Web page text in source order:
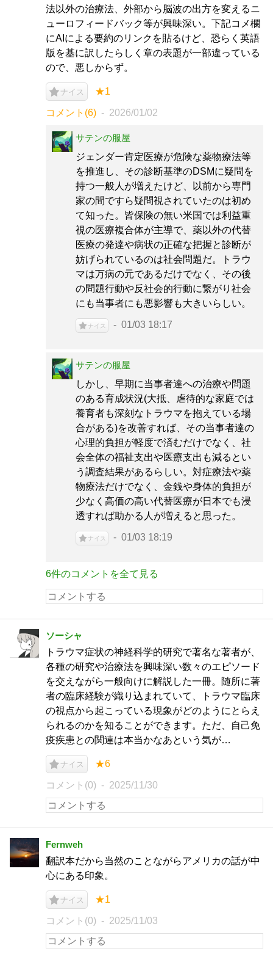
法以外の治療法、外部から脳波の出方を変えるニ
ューロフィードバック等が興味深い。下記コメ欄
にAIによる要約のリンクを貼るけど、恐らく英語
版を基に訳したらしく章の表題が一部違っている
ので、悪しからず。
ナイス ★1
コメント(6) 2026/01/02
サテンの服屋
ジェンダー肯定医療が危険な薬物療法等
を推進し、その診断基準のDSMに疑問を
持つ一般人が増えたけど、以前から専門
家の間ですら疑問視されていたのは初め
て知った。皆保険の無い米国では利益重
視の医療複合体が主導で、薬以外の代替
医療の発達や病状の正確な把握と診断が
妨げられているのは社会問題だ。トラウ
マは万病の元であるだけでなく、その後
の問題行動や反社会的行動に繋がり社会
にも当事者にも悪影響も大きいらしい。
ナイス 01/03 18:17
サテンの服屋
しかし、早期に当事者達への治療や問題
のある育成状況(大抵、虐待的な家庭では
養育者も深刻なトラウマを抱えている場
合がある)を改善すれば、その当事者達の
心理的負担が軽度で済むだけでなく、社
会全体の福祉支出や医療支出も減るとい
う調査結果があるらしい。対症療法や薬
物療法だけでなく、金銭や身体的負担が
少なく高価の高い代替医療が日本でも浸
透すれば助かる人が増えると思った。
ナイス 01/03 18:19
6件のコメントを全て見る
ソーシャ
トラウマ症状の神経科学的研究で著名な著者が、
各種の研究や治療法を興味深い数々のエピソード
を交えながら一般向けに解説した一冊。随所に著
者の臨床経験が織り込まれていて、トラウマ臨床
の視点から起こっている現象がどのようにとらえ
られるのかを知ることができます。ただ、自己免
疫疾患との関連は本当かなあという気が…
ナイス ★6
コメント(0) 2025/11/30
Fernweh
翻訳本だから当然のことながらアメリカの話が中
心にある印象。
ナイス ★1
コメント(0) 2025/11/03